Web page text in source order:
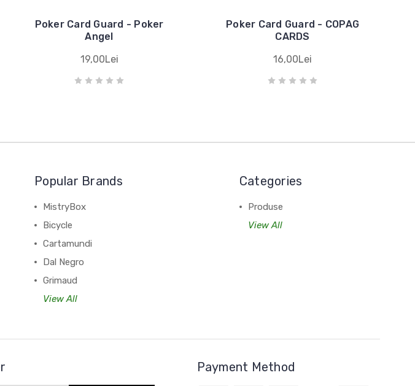
Poker Card Guard - Poker
Angel
19,00Lei
Poker Card Guard - COPAG
CARDS
16,00Lei
Popular Brands
MistryBox
Bicycle
Cartamundi
Dal Negro
Grimaud
View All
Categories
Produse
View All
Payment Method